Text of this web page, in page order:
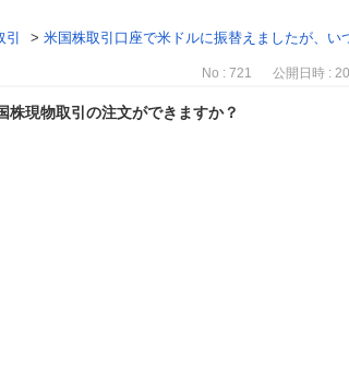
> 米国株取引口座で米ドルに振替えましたが、い
No : 721 公開日時 :
現物取引の注文ができますか？